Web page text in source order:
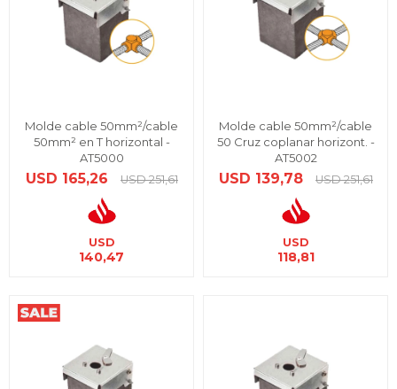
Molde cable 50mm²/cable
50mm² en T horizontal -
AT5000
USD 165,26 USD 251,61
USD
140,47
Molde cable 50mm²/cable
50 Cruz coplanar horizont. -
AT5002
USD 139,78 USD 251,61
USD
118,81